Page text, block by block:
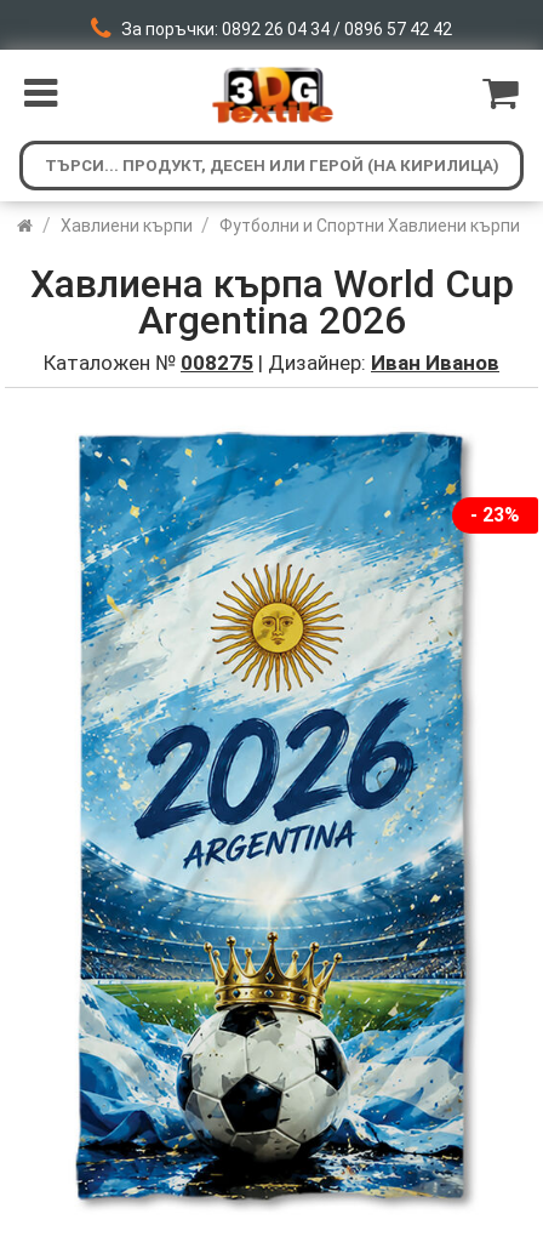
За поръчки: 0892 26 04 34 / 0896 57 42 42
/ Хавлиени кърпи / Футболни и Спортни Хавлиени кърпи
Хавлиена кърпа World Cup
Аrgentina 2026
Каталожен № 008275 | Дизайнер: Иван Иванов
- 23%